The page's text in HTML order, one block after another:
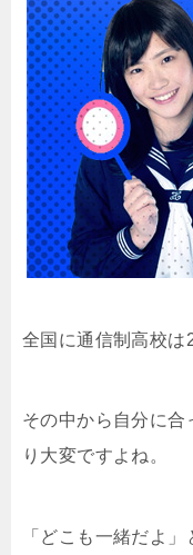
全国に通信制高校は
その中から自分に合
り大変ですよね。
「どこも一緒だよ」